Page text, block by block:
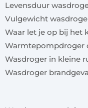
Levensduur
Vulgewicht
Waar let je op bij het
Warmtepompdroger
Wasdroger in kleine
Wasdroger